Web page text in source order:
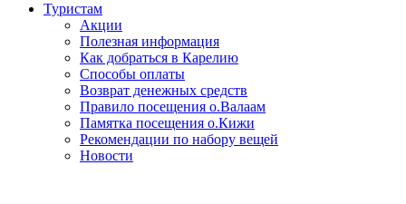
Туристам
Акции
Полезная информация
Как добраться в Карелию
Способы оплаты
Возврат денежных средств
Правило посещения о.Валаам
Памятка посещения о.Кижи
Рекомендации по набору вещей
Новости